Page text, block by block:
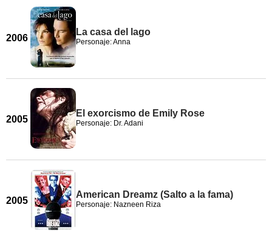
2006
La casa del lago
Personaje: Anna
2005
El exorcismo de Emily Rose
Personaje: Dr. Adani
2005
American Dreamz (Salto a la fama)
Personaje: Nazneen Riza